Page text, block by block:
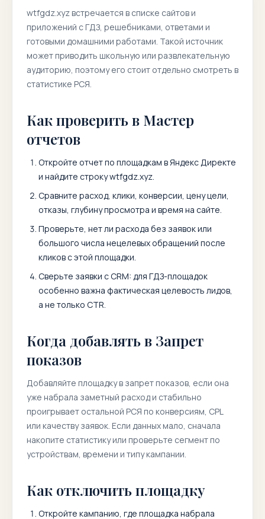
wtfgdz.xyz встречается в списке сайтов и
приложений с ГДЗ, решебниками, ответами и
готовыми домашними работами. Такой источник
может приводить школьную или развлекательную
аудиторию, поэтому его стоит отдельно смотреть в
статистике РСЯ.
Как проверить в Мастер
отчетов
Откройте отчет по площадкам в Яндекс Директе
и найдите строкуwtfgdz.xyz.
Сравните расход, клики, конверсии, цену цели,
отказы, глубину просмотра и время на сайте.
Проверьте, нет ли расхода без заявок или
большого числа нецелевых обращений после
кликов с этой площадки.
Сверьте заявки с CRM: для ГДЗ-площадок
особенно важна фактическая целевость лидов,
а не только CTR.
Когда добавлять в Запрет
показов
Добавляйте площадку в запрет показов, если она
уже набрала заметный расход и стабильно
проигрывает остальной РСЯ по конверсиям, CPL
или качеству заявок. Если данных мало, сначала
накопите статистику или проверьте сегмент по
устройствам, времени и типу кампании.
Как отключить площадку
Откройте кампанию, где площадка набрала